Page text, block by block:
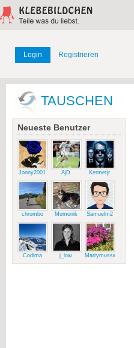
Login Registrieren
TAUSCHEN
Neueste Benutzer
Jonny2001 AjD Kermetjr
chrombo Momonik Samuelm2
Codima j_low Marrymussweg